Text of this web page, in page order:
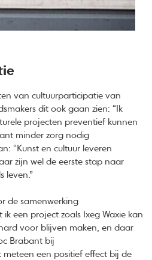
van cultuurparticipatie van
dit ook gaan zien: “Ik
projecten preventief kunnen
minder zorg nodig
“Kunst en cultuur leveren
zijn wel de eerste stap naar
leven.”
de samenwerking
een project zoals Ixeg Waxie kan
voor blijven maken, en daar
Brabant bij
meteen een positief effect bij de